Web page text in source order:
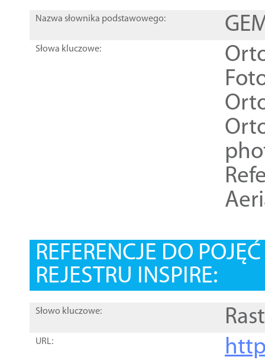
Nazwa słownika podstawowego:
Słowa kluczowe:
REFERENCJE DO
REJESTRU INSPIRE:
Słowo kluczowe:
URL: